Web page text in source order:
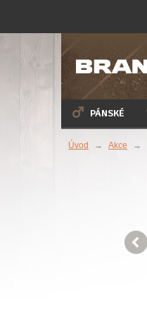
PÁNSKÉ
Úvod → Akce →
